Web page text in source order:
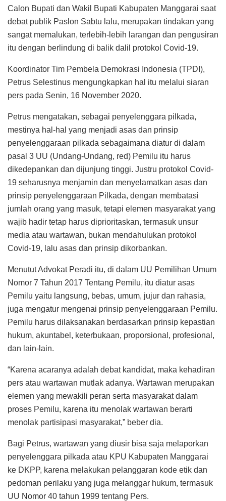
Calon Bupati dan Wakil Bupati Kabupaten Manggarai saat
debat publik Paslon Sabtu lalu, merupakan tindakan yang
sangat memalukan, terlebih-lebih larangan dan pengusiran
itu dengan berlindung di balik dalil protokol Covid-19.
Koordinator Tim Pembela Demokrasi Indonesia (TPDI),
Petrus Selestinus mengungkapkan hal itu melalui siaran
pers pada Senin, 16 November 2020.
Petrus mengatakan, sebagai penyelenggara pilkada,
mestinya hal-hal yang menjadi asas dan prinsip
penyelenggaraan pilkada sebagaimana diatur di dalam
pasal 3 UU (Undang-Undang, red) Pemilu itu harus
dikedepankan dan dijunjung tinggi. Justru protokol Covid-
19 seharusnya menjamin dan menyelamatkan asas dan
prinsip penyelenggaraan Pilkada, dengan membatasi
jumlah orang yang masuk, tetapi elemen masyarakat yang
wajib hadir tetap harus diprioritaskan, termasuk unsur
media atau wartawan, bukan mendahulukan protokol
Covid-19, lalu asas dan prinsip dikorbankan.
Menutut Advokat Peradi itu, di dalam UU Pemilihan Umum
Nomor 7 Tahun 2017 Tentang Pemilu, itu diatur asas
Pemilu yaitu langsung, bebas, umum, jujur dan rahasia,
juga mengatur mengenai prinsip penyelenggaraan Pemilu.
Pemilu harus dilaksanakan berdasarkan prinsip kepastian
hukum, akuntabel, keterbukaan, proporsional, profesional,
dan lain-lain.
“Karena acaranya adalah debat kandidat, maka kehadiran
pers atau wartawan mutlak adanya. Wartawan merupakan
elemen yang mewakili peran serta masyarakat dalam
proses Pemilu, karena itu menolak wartawan berarti
menolak partisipasi masyarakat,” beber dia.
Bagi Petrus, wartawan yang diusir bisa saja melaporkan
penyelenggara pilkada atau KPU Kabupaten Manggarai
ke DKPP, karena melakukan pelanggaran kode etik dan
pedoman perilaku yang juga melanggar hukum, termasuk
UU Nomor 40 tahun 1999 tentang Pers.